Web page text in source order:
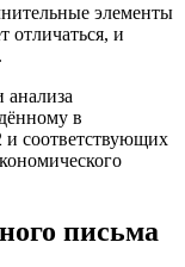
элементы
отличаться, и
в
соответствующих
письма